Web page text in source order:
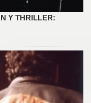
Y THRILLER: